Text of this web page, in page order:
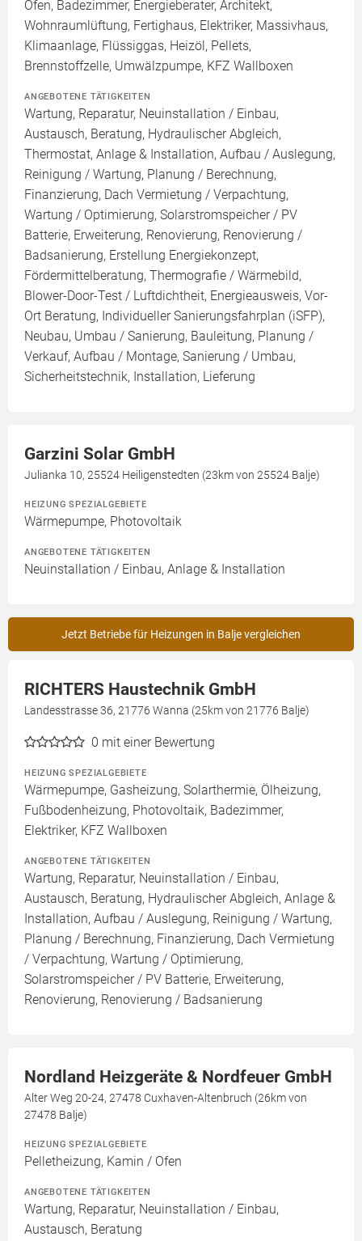
Ofen, Badezimmer, Energieberater, Architekt,
Wohnraumlüftung, Fertighaus, Elektriker, Massivhaus,
Klimaanlage, Flüssiggas, Heizöl, Pellets,
Brennstoffzelle, Umwälzpumpe, KFZ Wallboxen
ANGEBOTENE TÄTIGKEITEN
Wartung, Reparatur, Neuinstallation / Einbau,
Austausch, Beratung, Hydraulischer Abgleich,
Thermostat, Anlage & Installation, Aufbau / Auslegung,
Reinigung / Wartung, Planung / Berechnung,
Finanzierung, Dach Vermietung / Verpachtung,
Wartung / Optimierung, Solarstromspeicher / PV
Batterie, Erweiterung, Renovierung, Renovierung /
Badsanierung, Erstellung Energiekonzept,
Fördermittelberatung, Thermografie / Wärmebild,
Blower-Door-Test / Luftdichtheit, Energieausweis, Vor-
Ort Beratung, Individueller Sanierungsfahrplan (iSFP),
Neubau, Umbau / Sanierung, Bauleitung, Planung /
Verkauf, Aufbau / Montage, Sanierung / Umbau,
Sicherheitstechnik, Installation, Lieferung
Garzini Solar GmbH
Julianka 10, 25524 Heiligenstedten (23km von 25524 Balje)
HEIZUNG SPEZIALGEBIETE
Wärmepumpe, Photovoltaik
ANGEBOTENE TÄTIGKEITEN
Neuinstallation / Einbau, Anlage & Installation
Jetzt Betriebe für Heizungen in Balje vergleichen
RICHTERS Haustechnik GmbH
Landesstrasse 36, 21776 Wanna (25km von 21776 Balje)
0 mit einer Bewertung
HEIZUNG SPEZIALGEBIETE
Wärmepumpe, Gasheizung, Solarthermie, Ölheizung,
Fußbodenheizung, Photovoltaik, Badezimmer,
Elektriker, KFZ Wallboxen
ANGEBOTENE TÄTIGKEITEN
Wartung, Reparatur, Neuinstallation / Einbau,
Austausch, Beratung, Hydraulischer Abgleich, Anlage &
Installation, Aufbau / Auslegung, Reinigung / Wartung,
Planung / Berechnung, Finanzierung, Dach Vermietung
/ Verpachtung, Wartung / Optimierung,
Solarstromspeicher / PV Batterie, Erweiterung,
Renovierung, Renovierung / Badsanierung
Nordland Heizgeräte & Nordfeuer GmbH
Alter Weg 20-24, 27478 Cuxhaven-Altenbruch (26km von
27478 Balje)
HEIZUNG SPEZIALGEBIETE
Pelletheizung, Kamin / Ofen
ANGEBOTENE TÄTIGKEITEN
Wartung, Reparatur, Neuinstallation / Einbau,
Austausch, Beratung